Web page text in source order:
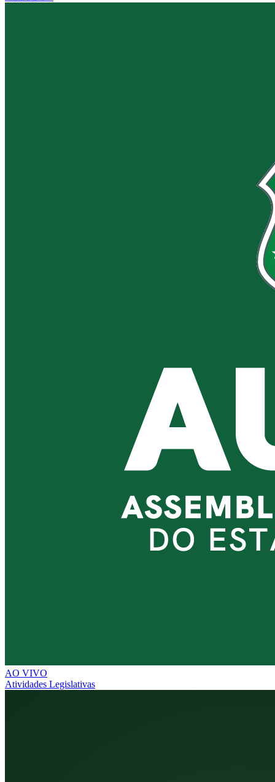
AO VIVO
Atividades Legislativas